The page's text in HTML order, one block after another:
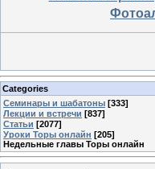
Categories
Семинары и шабатоны [333]
Лекции и встречи [837]
Статьи [2077]
Уроки Торы онлайн [205]
Недельные главы Торы онлайн